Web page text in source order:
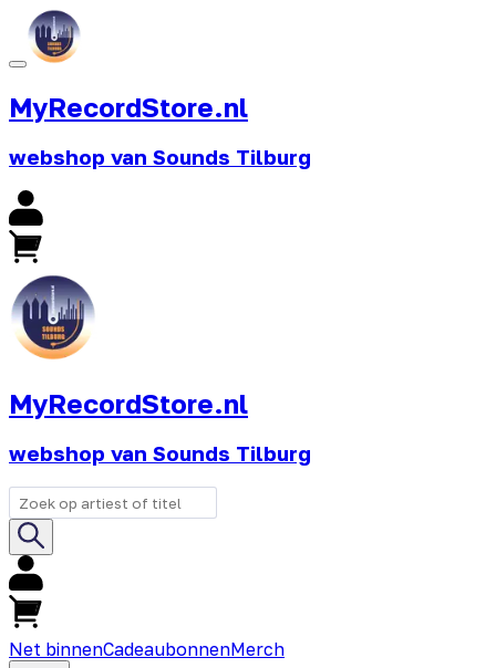
MyRecordStore.nl
webshop van Sounds Tilburg
MyRecordStore.nl
webshop van Sounds Tilburg
Net binnenCadeaubonnenMerch